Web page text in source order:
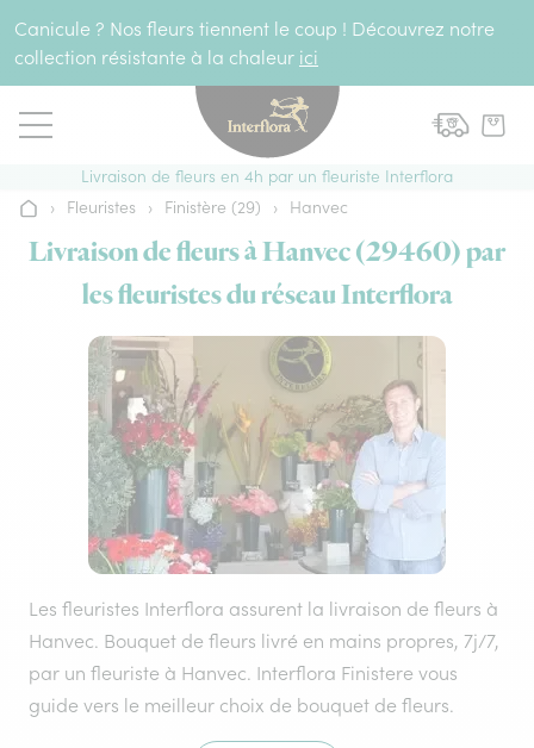
Canicule ? Nos fleurs tiennent le coup ! Découvrez notre
collection résistante à la chaleur ici
Livraison de fleurs en 4h par un fleuriste Interflora
Accueil
› Fleuristes › Finistère (29) › Hanvec
Livraison de fleurs à Hanvec (29460) par
les fleuristes du réseau Interflora
Les fleuristes Interflora assurent la livraison de fleurs à
Hanvec. Bouquet de fleurs livré en mains propres, 7j/7,
par un fleuriste à Hanvec. Interflora Finistere vous
guide vers le meilleur choix de bouquet de fleurs.